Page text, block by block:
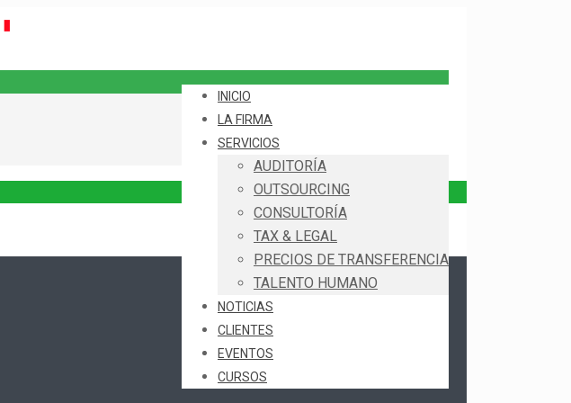
INICIO
LA FIRMA
SERVICIOS
AUDITORÍA
OUTSOURCING
CONSULTORÍA
TAX & LEGAL
PRECIOS DE TRANSFERENCIA
TALENTO HUMANO
NOTICIAS
CLIENTES
EVENTOS
CURSOS